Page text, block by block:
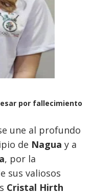
por fallecimiento
une al profundo
de Nagua y a
, por la
sus valiosos
Cristal Hirth